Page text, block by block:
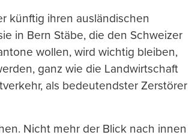
künftig ihren ausländischen
in Bern Stäbe, die den Schweizer
wollen, wird wichtig bleiben,
ganz wie die Landwirtschaft
als bedeutendster Zerstörer
Nicht mehr der Blick nach innen